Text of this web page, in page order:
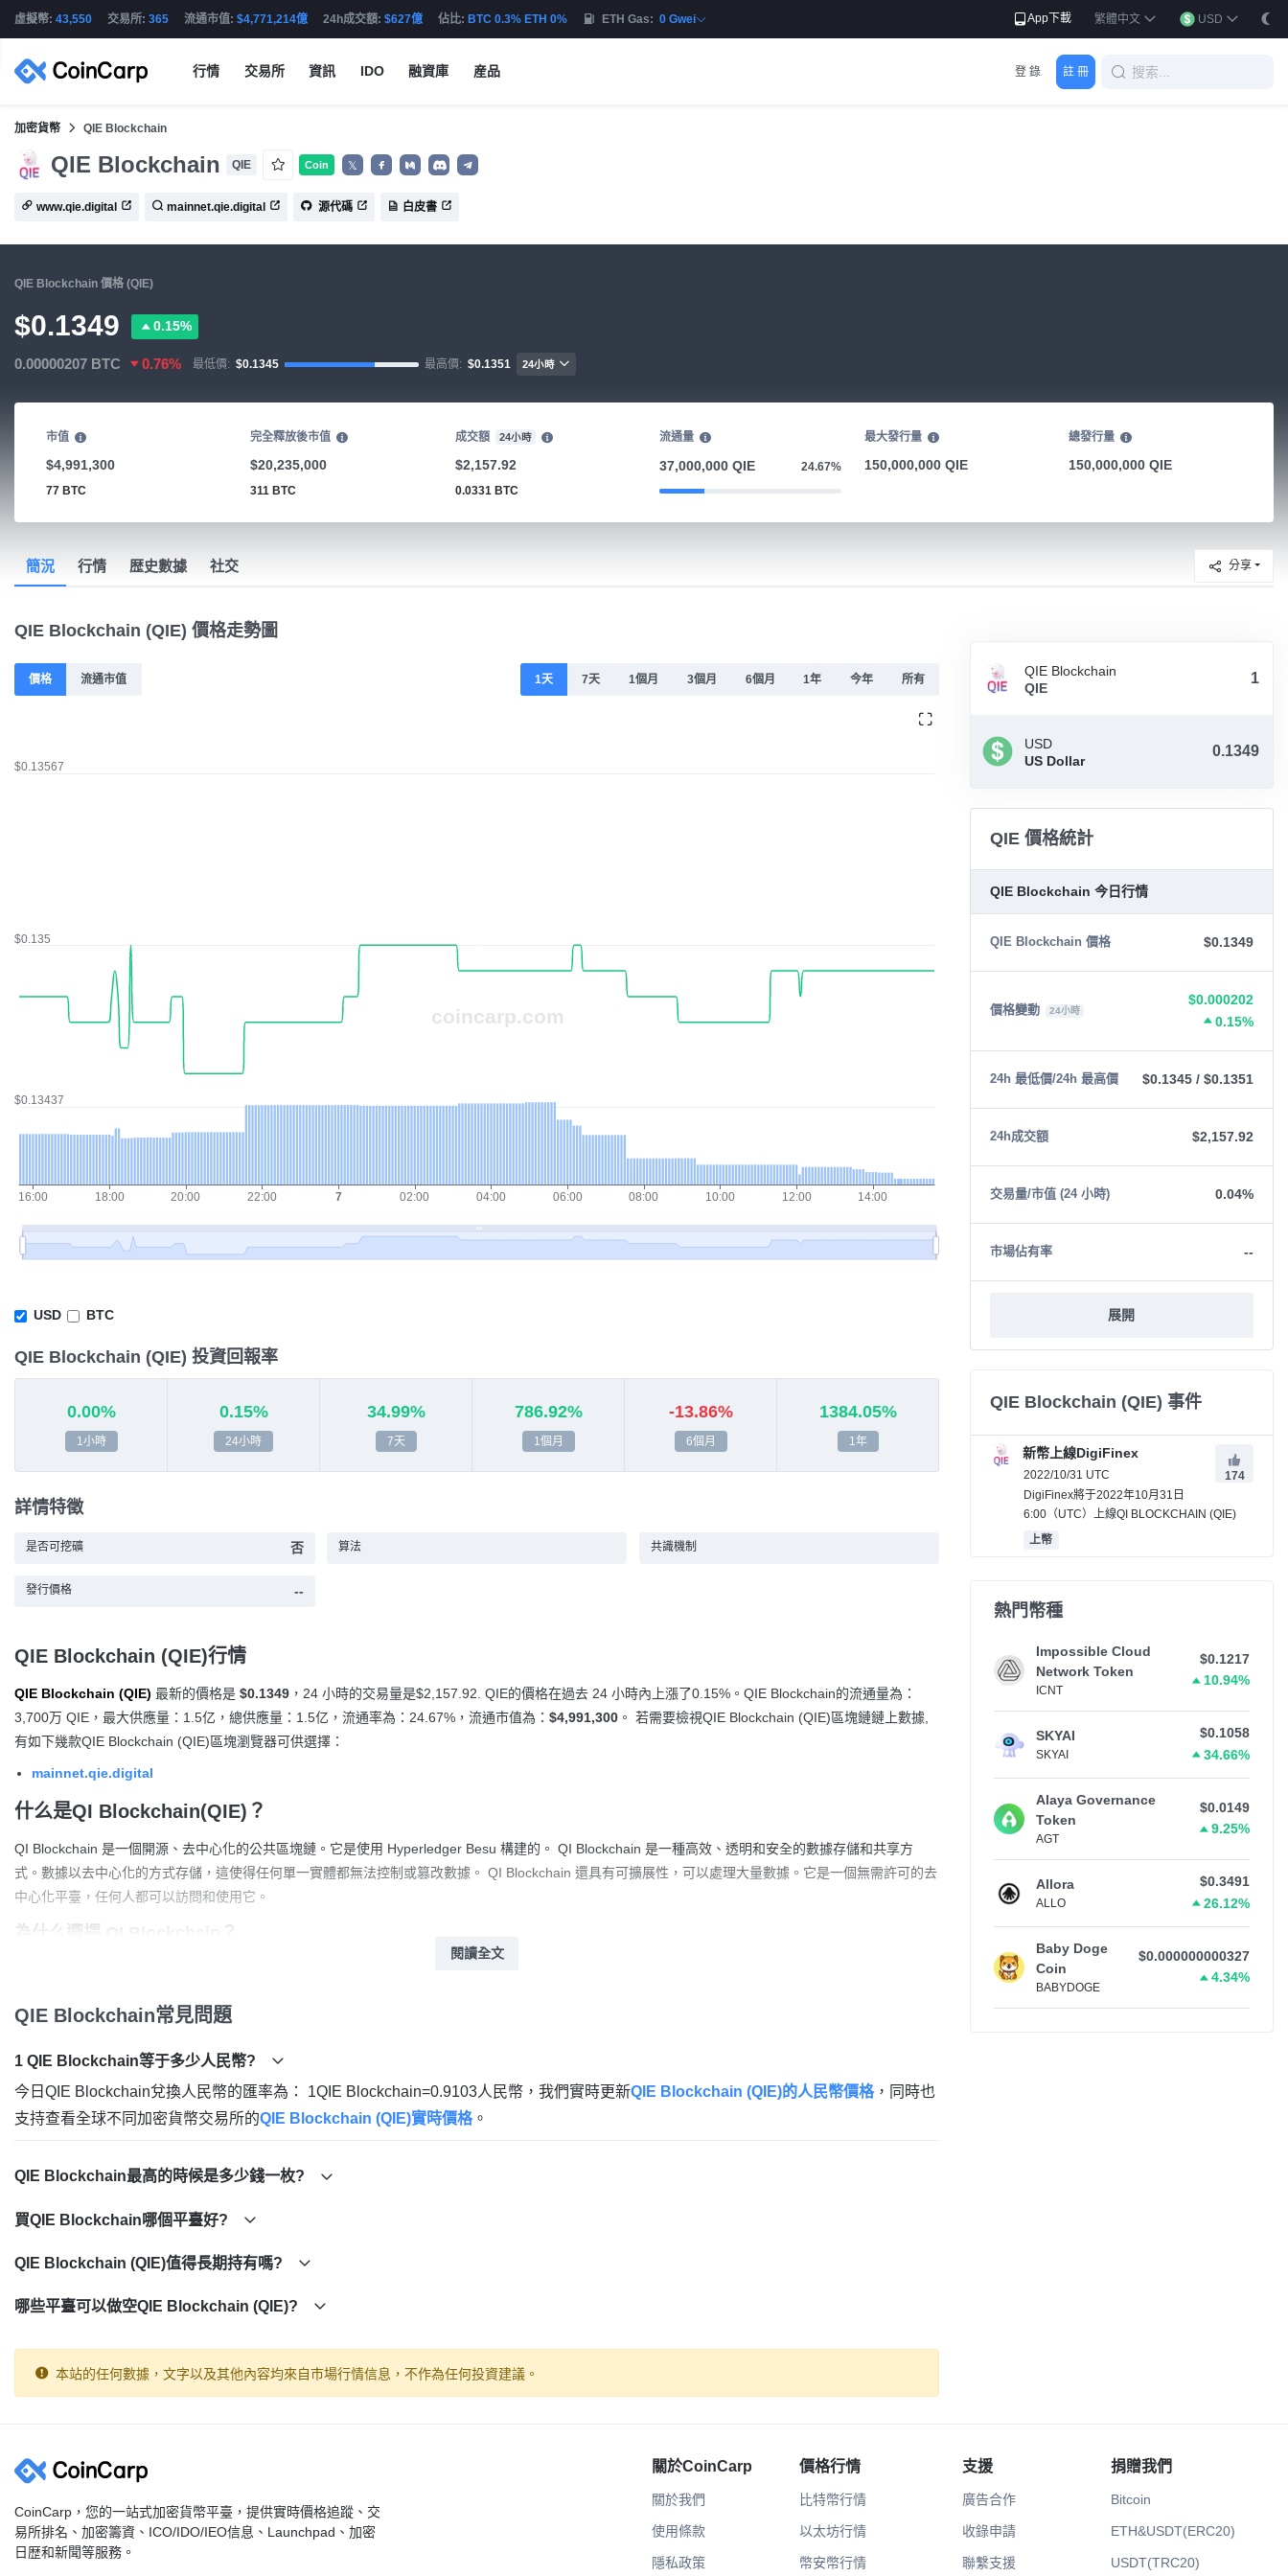
虛擬幣: 43,550 交易所: 365 流通市值: $4,771,214億 24h成交額: $627億 佔比: BTC 0.3% ETH 0% ETH Gas: 0 Gwei App下載 繁體中文 USD
行情 交易所 資訊 IDO 融資庫 産品 登 錄 註 冊
加密貨幣 QIE Blockchain
QIE Blockchain QIE Coin 𝕏
www.qie.digital mainnet.qie.digital 源代碼 白皮書
QIE Blockchain 價格 (QIE)
$0.1349 0.15%
0.00000207 BTC 0.76% 最低價: $0.1345 最高價: $0.1351 24小時
市值
$4,991,300
77 BTC
完全釋放後市值
$20,235,000
311 BTC
成交額 24小時
$2,157.92
0.0331 BTC
流通量
37,000,000 QIE 24.67%
最大發行量
150,000,000 QIE
總發行量
150,000,000 QIE
簡況 行情 歴史數據 社交 分享
QIE Blockchain (QIE) 價格走勢圖
價格 流通市值 1天 7天 1個月 3個月 6個月 1年 今年 所有
USD BTC
QIE Blockchain (QIE) 投資回報率
0.00%
1小時
0.15%
24小時
34.99%
7天
786.92%
1個月
-13.86%
6個月
1384.05%
1年
詳情特徵
是否可挖礦 否 算法 共識機制
發行價格 --
QIE Blockchain (QIE)行情
QIE Blockchain (QIE) 最新的價格是 $0.1349 ，24 小時的交易量是$2,157.92 . QIE的價格在過去 24 小時內上漲了0.15% 。QIE Blockchain的流通量為：
3,700万 QIE，最大供應量：1.5亿，總供應量：1.5亿，流通率為：24.67%，流通市值為： $4,991,300 。 若需要檢視QIE Blockchain (QIE)區塊鏈鏈上數據,
有如下幾款QIE Blockchain (QIE)區塊瀏覽器可供選擇：
mainnet.qie.digital
什么是QI Blockchain(QIE)？
QI Blockchain 是一個開源、去中心化的公共區塊鏈。它是使用 Hyperledger Besu 構建的。 QI Blockchain 是一種高效、透明和安全的數據存儲和共享方
式。數據以去中心化的方式存儲，這使得任何單一實體都無法控制或篡改數據。 QI Blockchain 還具有可擴展性，可以處理大量數據。它是一個無需許可的去
中心化平臺，任何人都可以訪問和使用它。
透明：QI 區塊鏈上的所有交易都是公開透明的。
靈活：QI 區塊鏈可用于開發廣泛的去中心化應用程序。
哪里可以購買QI Blockchain(QIE)?
BitMart
XT
Twitter:https://x.com/qieblockchain
Discord:https://discord.com/invite/9HCNTyqkwa
Medium:https://medium.com/@QIEecosystem/
閱讀全文
QIE Blockchain常見問題
1 QIE Blockchain等于多少人民幣?
今日QIE Blockchain兌換人民幣的匯率為： 1QIE Blockchain=0.9103人民幣，我們實時更新QIE Blockchain (QIE)的人民幣價格，同時也
支持查看全球不同加密貨幣交易所的QIE Blockchain (QIE)實時價格。
QIE Blockchain最高的時候是多少錢一枚?
買QIE Blockchain哪個平臺好?
QIE Blockchain (QIE)值得長期持有嗎?
哪些平臺可以做空QIE Blockchain (QIE)?
本站的任何數據，文字以及其他內容均來自市場行情信息，不作為任何投資建議。
QIE Blockchain
QIE
USD
US Dollar
QIE 價格統計
QIE Blockchain 今日行情
QIE Blockchain 價格 $0.1349
價格變動 24小時
$0.000202
0.15%
24h 最低價/24h 最高價 $0.1345 / $0.1351
24h成交額 $2,157.92
交易量/市值 (24 小時) 0.04%
市場佔有率 --
展開
QIE Blockchain (QIE) 事件
新幣上線DigiFinex
2022/10/31 UTC
174
DigiFinex將于2022年10月31日
6:00（UTC）上線QI BLOCKCHAIN (QIE)
上幣
熱門幣種
Impossible Cloud
Network Token
ICNT
$0.1217
10.94%
SKYAI
SKYAI
$0.1058
34.66%
Alaya Governance
Token
AGT
$0.0149
9.25%
Allora
ALLO
$0.3491
26.12%
Baby Doge
Coin
BABYDOGE
$0.000000000327
4.34%
CoinCarp，您的一站式加密貨幣平臺，提供實時價格追蹤、交
易所排名、加密籌資、ICO/IDO/IEO信息、Launchpad、加密
日歴和新聞等服務。
關於CoinCarp
關於我們
使用條款
隱私政策
價格行情
比特幣行情
以太坊行情
幣安幣行情
支援
廣告合作
收錄申請
聯繫支援
捐贈我們
Bitcoin
ETH&USDT(ERC20)
USDT(TRC20)